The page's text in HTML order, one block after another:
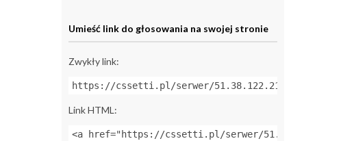
Umieść link do głosowania na swojej stronie
Zwykły link:
https://cssetti.pl/serwer/51.38.122.215:27030
Link HTML:
<a href="https://cssetti.pl/serwer/